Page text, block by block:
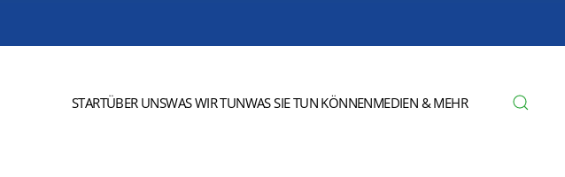
STARTÜBER UNSWAS WIR TUNWAS SIE TUN KÖNNENMEDIEN & MEHR